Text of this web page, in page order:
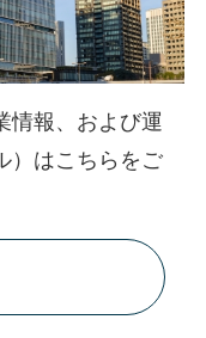
情報、および運
）はこちらをご